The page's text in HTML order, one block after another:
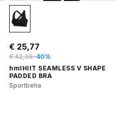
€ 25,77
€ 42,95-40%
hmlHIIT SEAMLESS V SHAPE
PADDED BRA
Sportbeha